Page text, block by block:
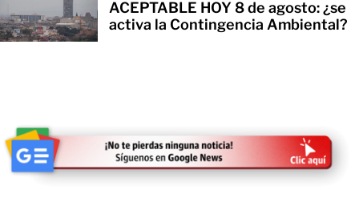
ACEPTABLE HOY 8 de agosto: ¿se
activa la Contingencia Ambiental?